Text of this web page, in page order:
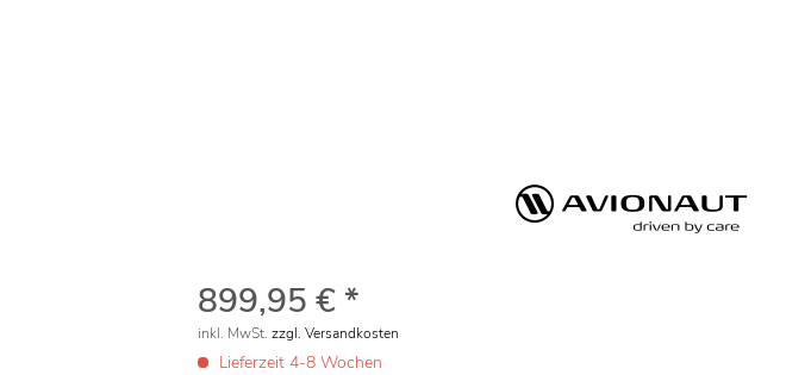
899,95 € *
inkl. MwSt. zzgl. Versandkosten
Lieferzeit 4-8 Wochen